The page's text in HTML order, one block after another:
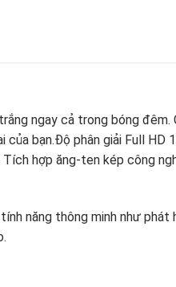
ngay cả trong bóng đêm.
bạn.Độ phân giải Full HD
hợp ăng-ten kép công
năng thông minh như phát